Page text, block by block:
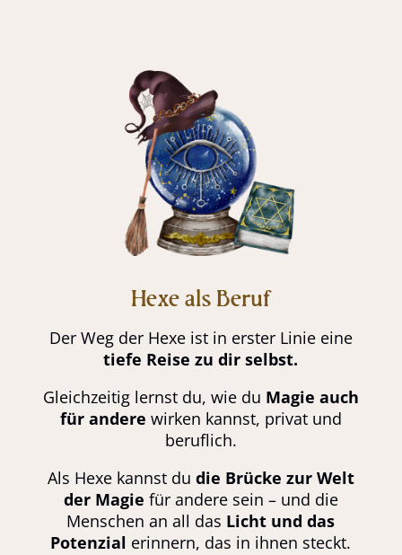
Hexe als Beruf
Der Weg der Hexe ist in erster Linie eine
tiefe Reise zu dir selbst.
Gleichzeitig lernst du, wie du Magie auch
für andere wirken kannst, privat und
beruflich.
Als Hexe kannst du die Brücke zur Welt
der Magie für andere sein – und die
Menschen an all das Licht und das
Potenzial erinnern, das in ihnen steckt.